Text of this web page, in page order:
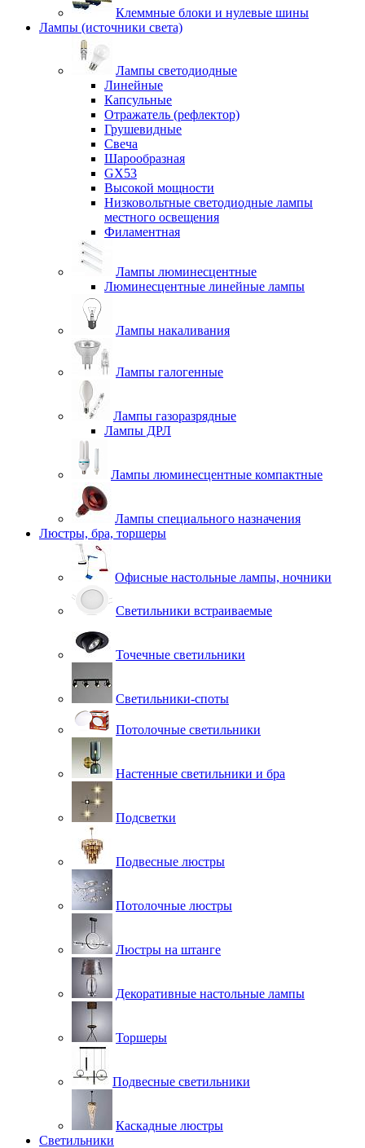
Клеммные блоки и нулевые шины
Лампы (источники света)
Лампы светодиодные
Линейные
Капсульные
Отражатель (рефлектор)
Грушевидные
Свеча
Шарообразная
GX53
Высокой мощности
Низковольтные светодиодные лампы
местного освещения
Филаментная
Лампы люминесцентные
Люминесцентные линейные лампы
Лампы накаливания
Лампы галогенные
Лампы газоразрядные
Лампы ДРЛ
Лампы люминесцентные компактные
Лампы специального назначения
Люстры, бра, торшеры
Офисные настольные лампы, ночники
Светильники встраиваемые
Точечные светильники
Светильники-споты
Потолочные светильники
Настенные светильники и бра
Подсветки
Подвесные люстры
Потолочные люстры
Люстры на штанге
Декоративные настольные лампы
Торшеры
Подвесные светильники
Каскадные люстры
Светильники